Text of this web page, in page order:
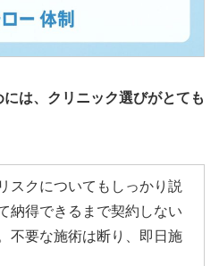
は、クリニック選びがとても
スクについてもしっかり説
納得できるまで契約しない
不要な施術は断り、即日施